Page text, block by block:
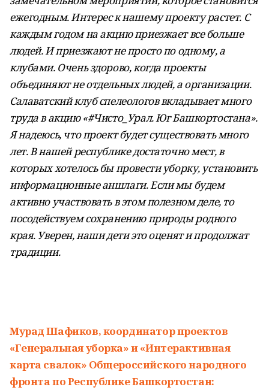
ежегодным. Интерес к нашему проекту растет. С
каждым годом на акцию приезжает все больше
людей. И приезжают не просто по одному, а
клубами. Очень здорово, когда проекты
объединяют не отдельных людей, а организации.
Салаватский клуб спелеологов вкладывает много
труда в акцию «#Чисто_Урал. Юг Башкортостана».
Я надеюсь, что проект будет существовать много
лет. В нашей республике достаточно мест, в
которых хотелось бы провести уборку, установить
информационные аншлаги. Если мы будем
активно участвовать в этом полезном деле, то
посодействуем сохранению природы родного
края. Уверен, наши дети это оценят и продолжат
традиции.
Мурад Шафиков, координатор проектов
«Генеральная уборка» и «Интерактивная
карта свалок» Общероссийского народного
фронта по Республике Башкортостан: